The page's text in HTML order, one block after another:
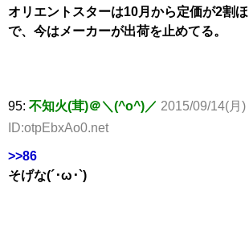
オリエントスターは10月から定価が2割
で、今はメーカーが出荷を止めてる。
95: 不知火(茸)＠＼(^o^)／ 2015/09/14(月
ID:otpEbxAo0.net
>>86
そげな(´･ω･`)